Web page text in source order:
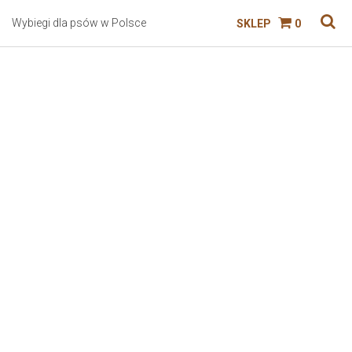
Wybiegi dla psów w Polsce SKLEP 0